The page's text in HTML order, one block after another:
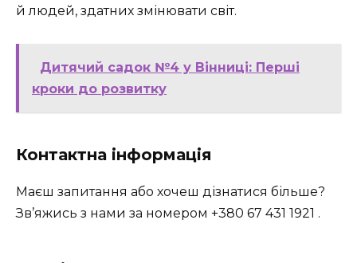
й людей, здатних змінювати світ.
Дитячий садок №4 у Вінниці: Перші
кроки до розвитку
Контактна інформація
Маєш запитання або хочеш дізнатися більше?
Зв’яжись з нами за номером +380 67 431 1921 .